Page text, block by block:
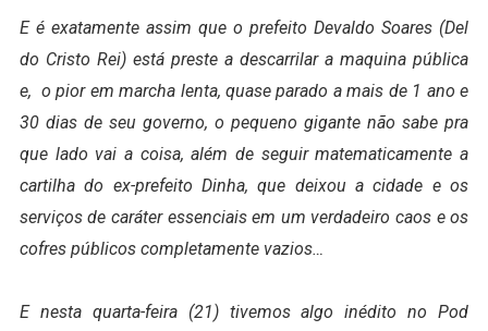
E é exatamente assim que o prefeito Devaldo Soares (Del
do Cristo Rei) está preste a descarrilar a maquina pública
e, o pior em marcha lenta, quase parado a mais de 1 ano e
30 dias de seu governo, o pequeno gigante não sabe pra
que lado vai a coisa, além de seguir matematicamente a
cartilha do ex-prefeito Dinha, que deixou a cidade e os
serviços de caráter essenciais em um verdadeiro caos e os
cofres públicos completamente vazios…
E nesta quarta-feira (21) tivemos algo inédito no Pod